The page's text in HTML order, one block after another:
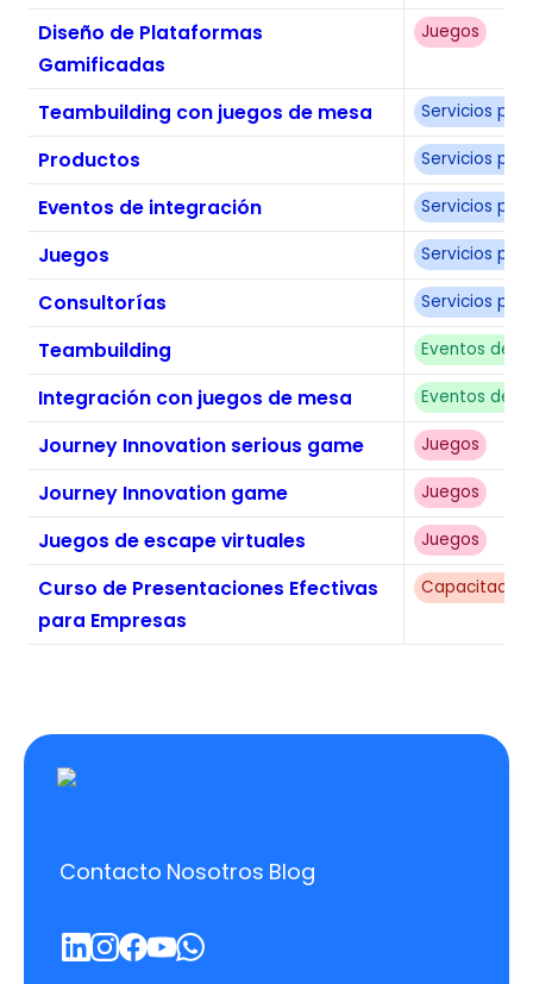
Diseño de Plataformas
Gamificadas
Juegos
Teambuilding con juegos de mesa Servicios
Productos Servicios
Eventos de integración Servicios
Juegos Servicios
Consultorías Servicios
Teambuilding Eventos de
Integración con juegos de mesa Eventos de
Journey Innovation serious game Juegos
Journey Innovation game Juegos
Juegos de escape virtuales Juegos
Curso de Presentaciones Efectivas
para Empresas
Contacto Nosotros Blog